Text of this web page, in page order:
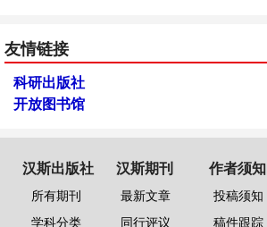
友情链接
科研出版社
开放图书馆
汉斯出版社
所有期刊
学科分类
汉斯期刊
最新文章
同行评议
作者须知
投稿须知
稿件跟踪